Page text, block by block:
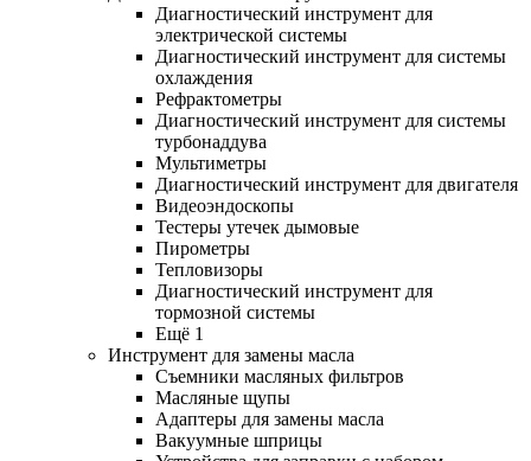
Диагностический инструмент для
электрической системы
Диагностический инструмент для системы
охлаждения
Рефрактометры
Диагностический инструмент для системы
турбонаддува
Мультиметры
Диагностический инструмент для двигателя
Видеоэндоскопы
Тестеры утечек дымовые
Пирометры
Тепловизоры
Диагностический инструмент для
тормозной системы
Ещё 1
Инструмент для замены масла
Съемники масляных фильтров
Масляные щупы
Адаптеры для замены масла
Вакуумные шприцы